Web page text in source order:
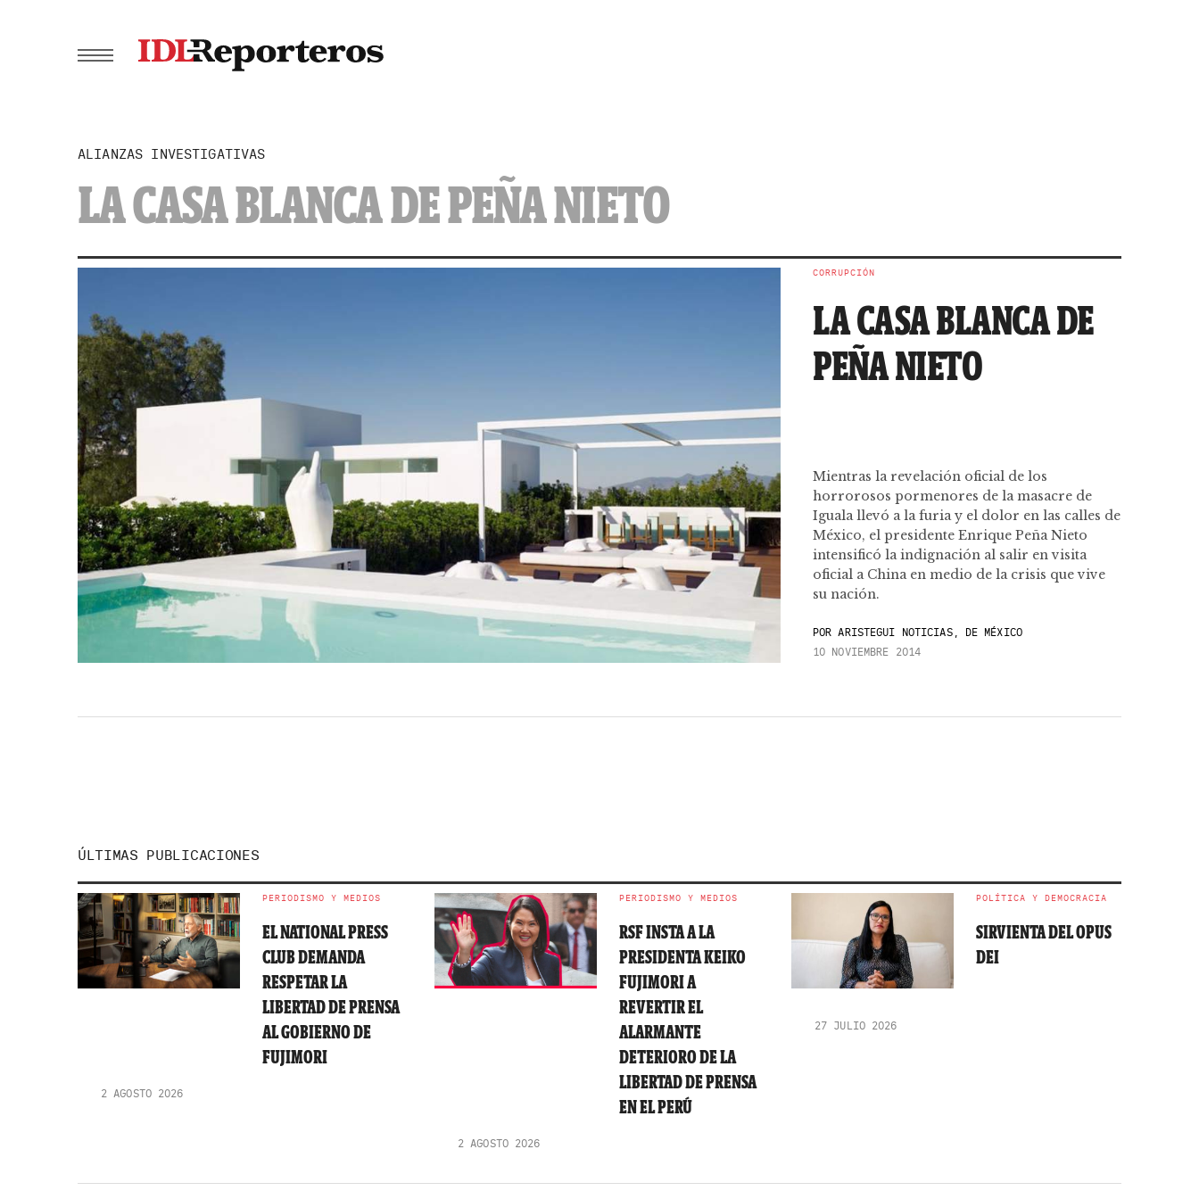
ALIANZAS INVESTIGATIVAS
LA CASA BLANCA DE PEÑA NIETO
CORRUPCIÓN
LA CASA BLANCA DE
PEÑA NIETO
Mientras la revelación oficial de los
horrorosos pormenores de la masacre de
Iguala llevó a la furia y el dolor en las calles de
México, el presidente Enrique Peña Nieto
intensificó la indignación al salir en visita
oficial a China en medio de la crisis que vive
su nación.
POR ARISTEGUI NOTICIAS, DE MÉXICO
10 NOVIEMBRE 2014
ÚLTIMAS PUBLICACIONES
PERIODISMO Y MEDIOS
EL NATIONAL PRESS
CLUB DEMANDA
RESPETAR LA
LIBERTAD DE PRENSA
AL GOBIERNO DE
FUJIMORI
2 AGOSTO 2026
PERIODISMO Y MEDIOS
RSF INSTA A LA
PRESIDENTA KEIKO
FUJIMORI A
REVERTIR EL
ALARMANTE
DETERIORO DE LA
LIBERTAD DE PRENSA
EN EL PERÚ
2 AGOSTO 2026
POLÍTICA Y DEMOCRACIA
SIRVIENTA DEL OPUS
DEI
27 JULIO 2026